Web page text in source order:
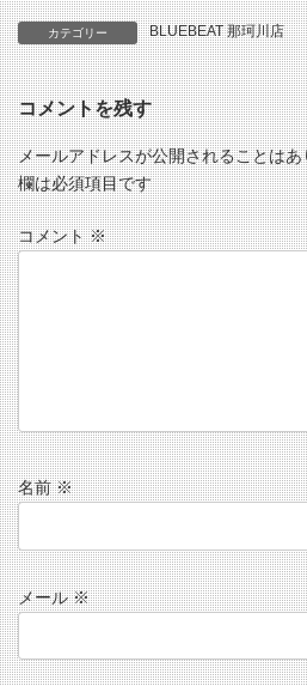
カテゴリー BLUEBEAT 那珂川店
コメントを残す
メールアドレスが公開されることは
欄は必須項目です
コメント※
名前※
メール※